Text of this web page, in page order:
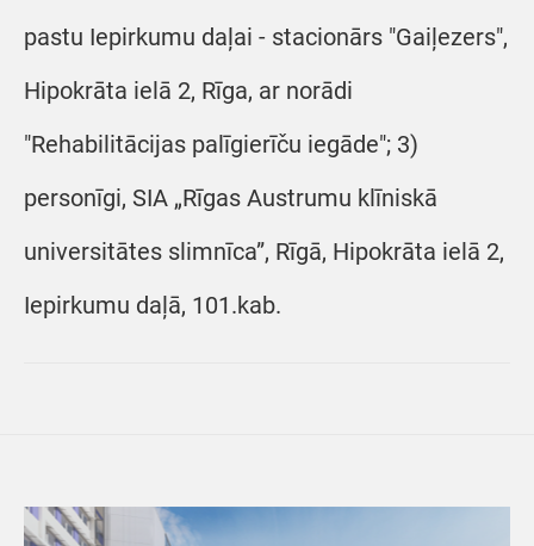
pastu Iepirkumu daļai - stacionārs "Gaiļezers",
Hipokrāta ielā 2, Rīga, ar norādi
"Rehabilitācijas palīgierīču iegāde"; 3)
personīgi, SIA „Rīgas Austrumu klīniskā
universitātes slimnīca”, Rīgā, Hipokrāta ielā 2,
Iepirkumu daļā, 101.kab.